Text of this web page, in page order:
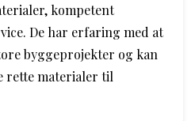
kompetent
De har erfaring med at
byggeprojekter og kan
rette materialer til